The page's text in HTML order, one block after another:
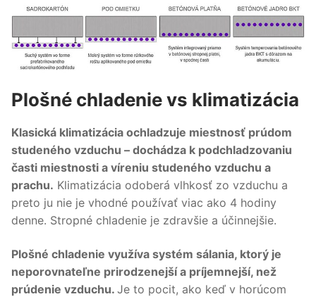
Plošné chladenie vs klimatizácia
Klasická klimatizácia ochladzuje miestnosť prúdom
studeného vzduchu – dochádza k podchladzovaniu
časti miestnosti a víreniu studeného vzduchu a
prachu. Klimatizácia odoberá vlhkosť zo vzduchu a
preto ju nie je vhodné používať viac ako 4 hodiny
denne. Stropné chladenie je zdravšie a účinnejšie.
Plošné chladenie využíva systém sálania, ktorý je
neporovnateľne prirodzenejší a príjemnejší, než
prúdenie vzduchu. Je to pocit, ako keď v horúcom